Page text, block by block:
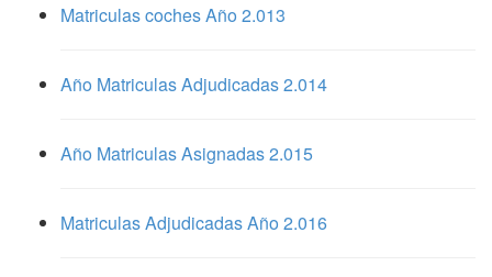
Matriculas coches Año 2.013
Año Matriculas Adjudicadas 2.014
Año Matriculas Asignadas 2.015
Matriculas Adjudicadas Año 2.016